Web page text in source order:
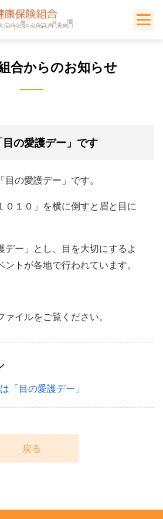
合からのお知らせ
の愛護デー」です
の愛護デー」です。
０１０」を横に倒すと眉と目に
デー」とし、目を大切にするよ
トが各地で行われています。
イルをご覧ください。
「目の愛護デー」
戻る